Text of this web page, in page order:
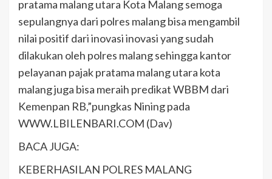
pratama malang utara Kota Malang semoga
sepulangnya dari polres malang bisa mengambil
nilai positif dari inovasi inovasi yang sudah
dilakukan oleh polres malang sehingga kantor
pelayanan pajak pratama malang utara kota
malang juga bisa meraih predikat WBBM dari
Kemenpan RB,”pungkas Nining pada
WWW.LBILENBARI.COM (Dav)
BACA JUGA:
KEBERHASILAN POLRES MALANG